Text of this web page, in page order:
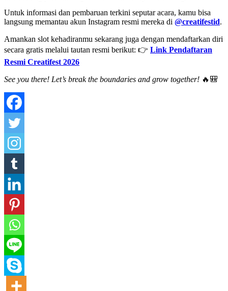
Untuk informasi dan pembaruan terkini seputar acara, kamu bisa
langsung memantau akun Instagram resmi mereka di @creatifestid.
Amankan slot kehadiranmu sekarang juga dengan mendaftarkan diri
secara gratis melalui tautan resmi berikut: 👉 Link Pendaftaran
Resmi Creatifest 2026
See you there! Let’s break the boundaries and grow together! 🔥🎒